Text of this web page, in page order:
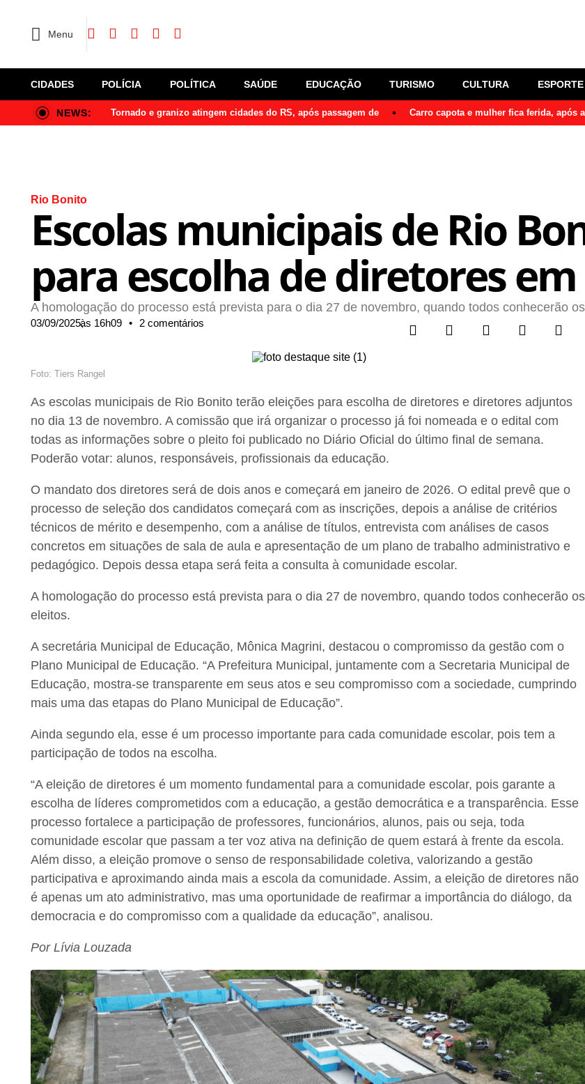
Menu
CIDADES POLÍCIA POLÍTICA SAÚDE EDUCAÇÃO TURISMO CULTURA ESPORTE
NEWS: Tornado e granizo atingem cidades do RS, após passagem de Carro capota e mulher fica ferida, após
Rio Bonito
Escolas municipais de Rio
para escolha de diretores
A homologação do processo está prevista para o dia 27 de novembro, quando todos conhecerão
03/09/2025,às 16h09 • 2 comentários
Foto: Tiers Rangel
As escolas municipais de Rio Bonito terão eleições para escolha de diretores e diretores adjuntos
no dia 13 de novembro. A comissão que irá organizar o processo já foi nomeada e o edital com
todas as informações sobre o pleito foi publicado no Diário Oficial do último final de semana.
Poderão votar: alunos, responsáveis, profissionais da educação.
O mandato dos diretores será de dois anos e começará em janeiro de 2026. O edital prevê que o
processo de seleção dos candidatos começará com as inscrições, depois a análise de critérios
técnicos de mérito e desempenho, com a análise de títulos, entrevista com análises de casos
concretos em situações de sala de aula e apresentação de um plano de trabalho administrativo e
pedagógico. Depois dessa etapa será feita a consulta à comunidade escolar.
A homologação do processo está prevista para o dia 27 de novembro, quando todos conhecerão os
eleitos.
A secretária Municipal de Educação, Mônica Magrini, destacou o compromisso da gestão com o
Plano Municipal de Educação. “A Prefeitura Municipal, juntamente com a Secretaria Municipal de
Educação, mostra-se transparente em seus atos e seu compromisso com a sociedade, cumprindo
mais uma das etapas do Plano Municipal de Educação”.
Ainda segundo ela, esse é um processo importante para cada comunidade escolar, pois tem a
participação de todos na escolha.
“A eleição de diretores é um momento fundamental para a comunidade escolar, pois garante a
escolha de líderes comprometidos com a educação, a gestão democrática e a transparência. Esse
processo fortalece a participação de professores, funcionários, alunos, pais ou seja, toda
comunidade escolar que passam a ter voz ativa na definição de quem estará à frente da escola.
Além disso, a eleição promove o senso de responsabilidade coletiva, valorizando a gestão
participativa e aproximando ainda mais a escola da comunidade. Assim, a eleição de diretores não
é apenas um ato administrativo, mas uma oportunidade de reafirmar a importância do diálogo, da
democracia e do compromisso com a qualidade da educação”, analisou.
Por Lívia Louzada